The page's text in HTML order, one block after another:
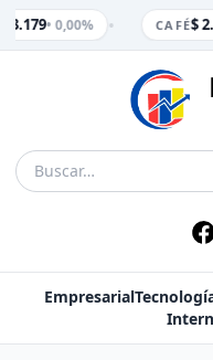
3.179• 0,00% CAFÉ$
Empresarial